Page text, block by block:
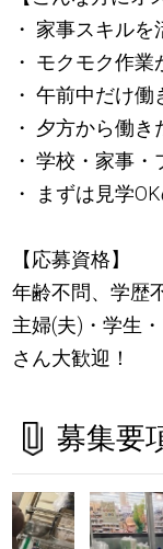
・ 家事スキル
・ モクモク作業
・ 午前中だけ働
・ 夕方から働き
・ 学校・家事
・ まずは見学
【応募資格】
年齢不問、学歴
主婦(夫)・学生
さん大歓迎！
募集要